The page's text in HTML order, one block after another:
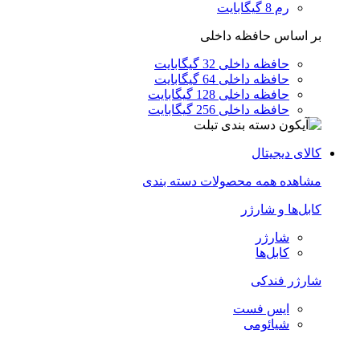
رم 8 گیگابایت
بر اساس حافظه داخلی
حافظه داخلی 32 گیگابایت
حافظه داخلی 64 گیگابایت
حافظه داخلی 128 گیگابایت
حافظه داخلی 256 گیگابایت
کالای دیجیتال
مشاهده همه محصولات دسته بندی
کابل‌ها و شارژر
شارژر
کابل‌ها
شارژر فندکی
ایس فست
شیائومی